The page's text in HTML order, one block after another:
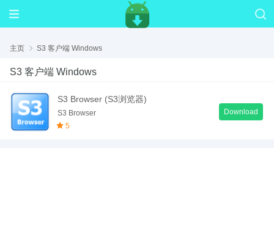
主页 S3 客户端 Windows
S3 客户端 Windows
S3 Browser (S3浏览器)
S3 Browser
5
Download